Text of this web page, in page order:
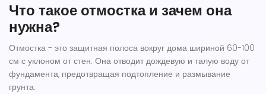
Что такое отмостка и зачем она
нужна?
Отмостка - это защитная полоса вокруг дома шириной 60-100
см с уклоном от стен. Она отводит дождевую и талую воду от
фундамента, предотвращая подтопление и размывание
грунта.